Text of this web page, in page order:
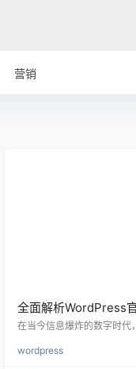
营销
全面解析WordPress
建站实用指南
在当今信息爆炸的数字时代
牌形象、销售产品，还是发
wordpress